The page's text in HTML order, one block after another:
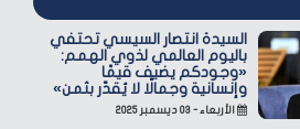
السيدة انتصار السيسي تحتفي
باليوم العالمي لذوي الهمم:
«وجودكم يضيف قيمًا
وإنسانية وجمالًا لا يُقدّر بثمن»
الأربعاء - ٠٣ ديسمبر ٢٠٢٥